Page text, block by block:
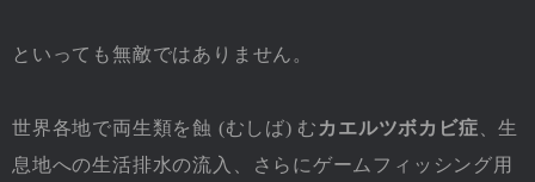
といっても無敵ではありません。
世界各地で両生類を蝕 (むしば) む カエルツボカビ症、生
息地への生活排水の流入、さらにゲームフィッシング用